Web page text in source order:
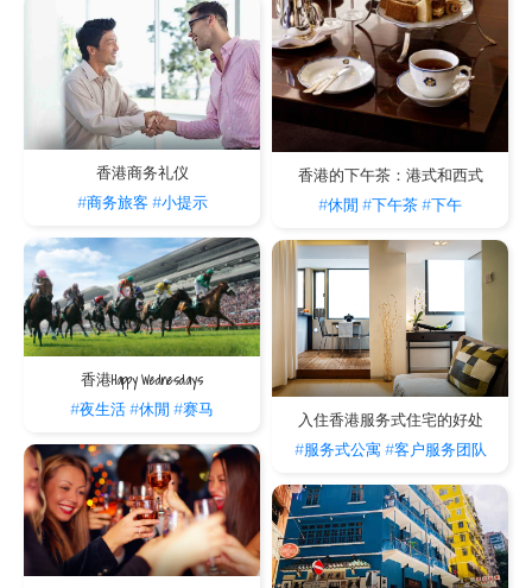
香港的下午茶：港式和西式
#休閒 #下午茶#下午
香港商务礼仪
#商务旅客 #小提示
香港Happy Wednesdays
#夜生活#休閒 #赛马
入住香港服务式住宅的好处
#服务式公寓 #客户服务团队